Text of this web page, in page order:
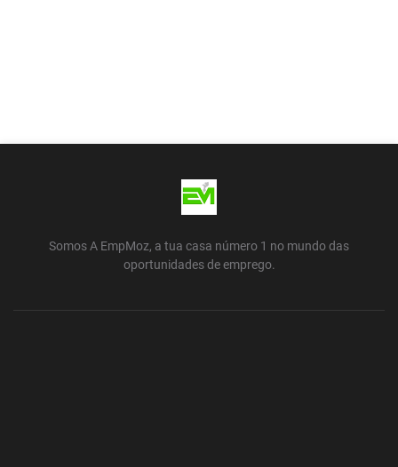
Somos A EmpMoz, a tua casa número 1 no mundo das
oportunidades de emprego.